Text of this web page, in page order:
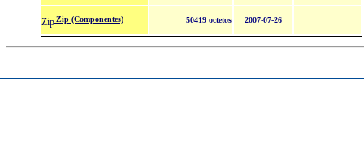
Zip (Componentes) 50419 octetos 2007-07-26